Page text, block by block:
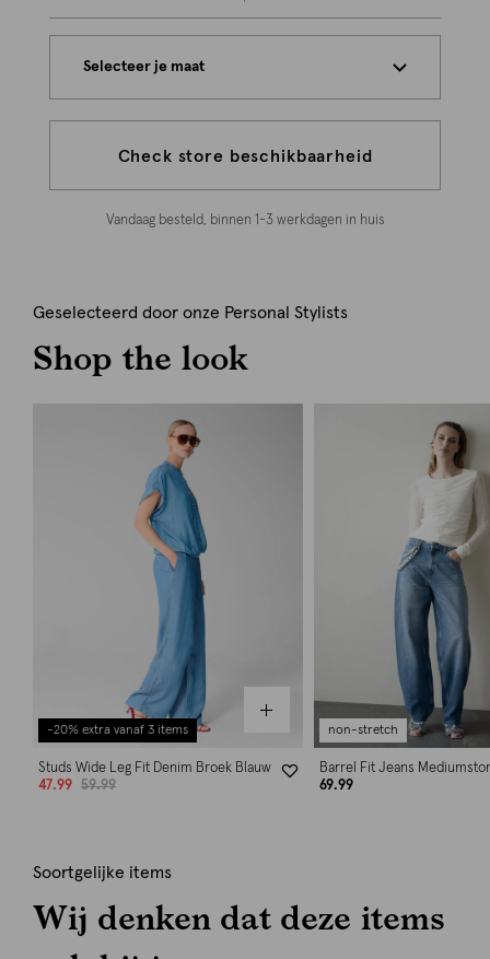
Selecteer je maat
Check store beschikbaarheid
Vandaag besteld, binnen 1-3 werkdagen in huis
Geselecteerd door onze Personal Stylists
Shop the look
-20% extra vanaf 3 items
Studs Wide Leg Fit Denim Broek Blauw
47.99
59.99
non-stretch
Barrel Fit Jeans
69.99
Soortgelijke items
Wij denken dat deze items